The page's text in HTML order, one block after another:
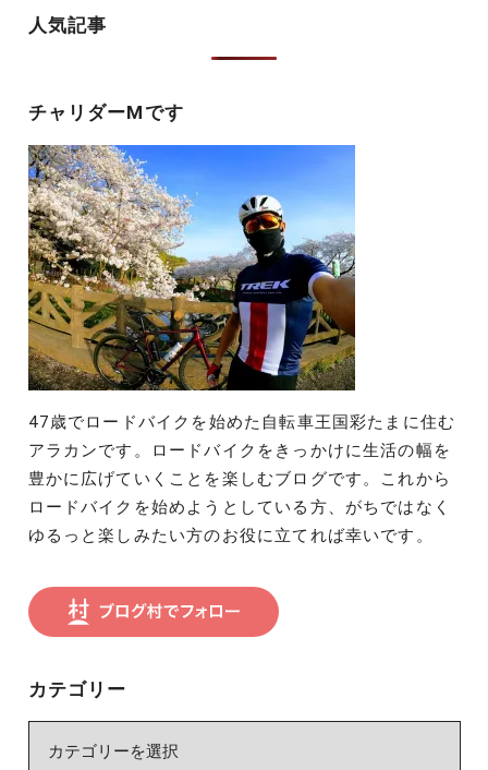
シ
人気記事
チャリダーMです
47歳でロードバイクを始めた自転車王国彩たまに住む
アラカンです。ロードバイクをきっかけに生活の幅を
豊かに広げていくことを楽しむブログです。これから
ロードバイクを始めようとしている方、がちではなく
ゆるっと楽しみたい方のお役に立てれば幸いです。
カテゴリー